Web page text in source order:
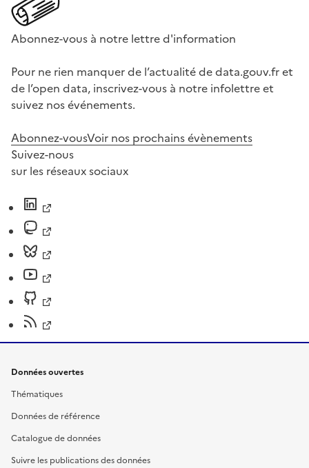
Abonnez-vous à notre lettre d'information
Pour ne rien manquer de l’actualité de data.gouv.fr et
de l’open data, inscrivez-vous à notre infolettre et
suivez nos événements.
Abonnez-vousVoir nos prochains évènements
Suivez-nous
sur les réseaux sociaux
Données ouvertes
Thématiques
Données de référence
Catalogue de données
Suivre les publications des données